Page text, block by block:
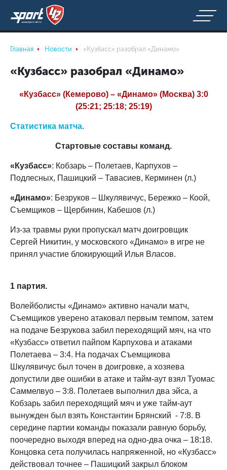
Главная Новости «Кузбасс» разобрал «Динамо»
«Кузбасс» разобрал «Динамо»
«Кузбасс» (Кемерово) – «Динамо» (Москва) 3:0
(25:21; 25:18; 25:19)
Статистика матча.
Стартовые составы команд.
«Кузбасс»: Кобзарь – Полетаев, Карпухов –
Подлесных, Пашицкий – Тавасиев, Керминен (л.)
«Динамо»: Безруков – Шкулявичус, Бережко – Коой,
Съемщиков – Щербинин, Кабешов (л.)
Из-за травмы руки пропускал матч доигровщик
Сергей Никитин, у московского «Динамо» в игре не
принял участие блокирующий Илья Власов.
1 партия.
Волейболисты «Динамо» активно начали матч,
Съемщиков уверено атаковал первым темпом, затем
на подаче Безрукова забил переходящий мяч, на что
«Кузбасс» ответил пайпом Карпухова и атаками
Полетаева – 3:4. На подачах Съемщикова
Шкулявичус был точен в доигровке, а хозяева
допустили две ошибки в атаке и тайм-аут взял Туомас
Саммелвуо – 3:8. Полетаев выполнил два эйса, а
Кобзарь забил переходящий мяч и уже тайм-аут
вынужден был взять Константин Брянский - 7:8. В
середине партии команды показали равную борьбу,
поочередно выходя вперед на одно-два очка – 18:18.
Концовка сета получилась напряженной, но «Кузбасс»
действовал точнее – Пашицкий закрыл блоком